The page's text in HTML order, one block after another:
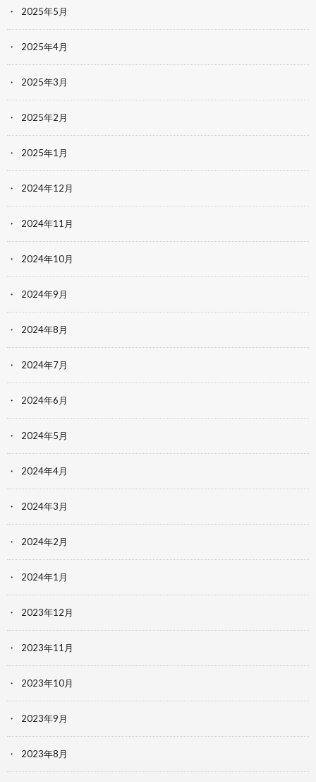
2025年5月
2025年4月
2025年3月
2025年2月
2025年1月
2024年12月
2024年11月
2024年10月
2024年9月
2024年8月
2024年7月
2024年6月
2024年5月
2024年4月
2024年3月
2024年2月
2024年1月
2023年12月
2023年11月
2023年10月
2023年9月
2023年8月